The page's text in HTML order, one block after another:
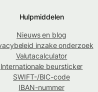
Hulpmiddelen
Nieuws en blog
inzake onderzoek
Valutacalculator
Internationale beursticker
SWIFT-/BIC-code
IBAN-nummer